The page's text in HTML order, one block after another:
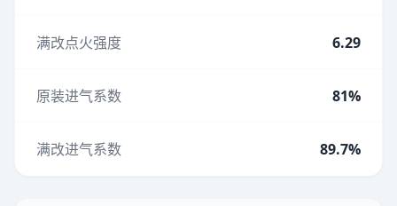
满改点火强度 6.29
原装进气系数 81%
满改进气系数 89.7%